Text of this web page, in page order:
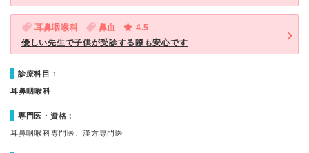
耳鼻咽喉科 鼻血
4.5
優しい先生で子供が受診する際も安心です
診療科目：
耳鼻咽喉科
専門医・資格：
耳鼻咽喉科専門医、漢方専門医